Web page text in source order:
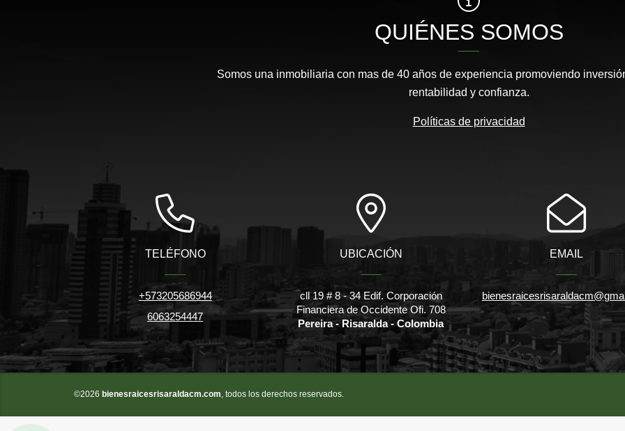
QUIÉNES SOMOS
Somos una inmobiliaria con mas de 40 años de experiencia promoviendo
rentabilidad y confianza.
Políticas de privacidad
TELÉFONO
+573205686944
6063254447
UBICACIÓN
cll 19 # 8 - 34 Edif. Corporación
Financiera de Occidente Ofi. 708
Pereira - Risaralda - Colombia
EMAIL
©2026 bienesraicesrisaraldacm.com , todos los derechos reservados.